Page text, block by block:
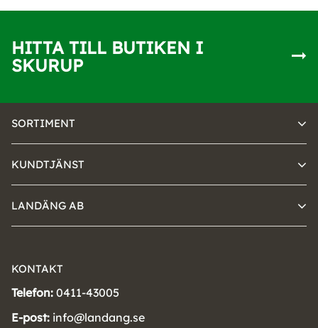
HITTA TILL BUTIKEN I
SKURUP
SORTIMENT
KUNDTJÄNST
LANDÄNG AB
KONTAKT
Telefon: 0411-43005
E-post: info@landang.se